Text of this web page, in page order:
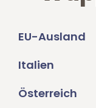
EU-Ausland
Italien
Österreich